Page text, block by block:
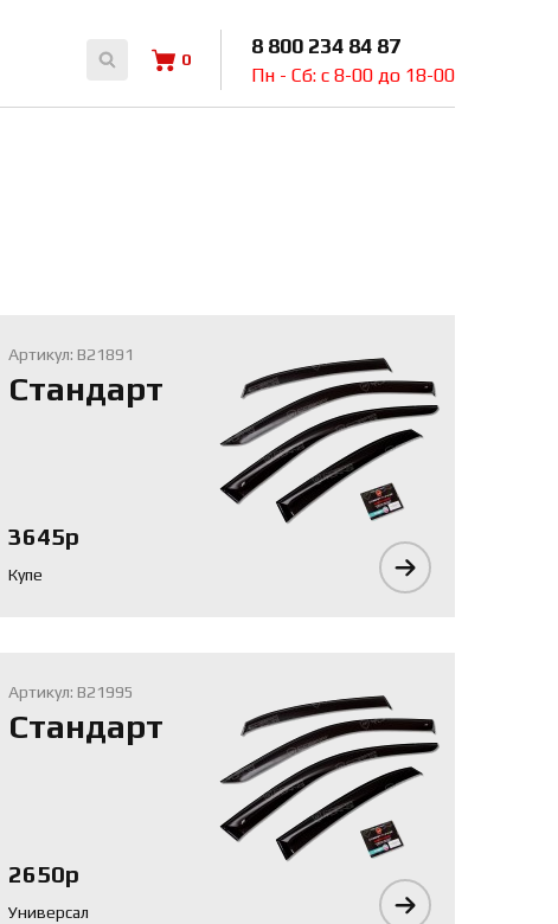
0
8 800 234 84 87
Пн - Сб: с 8-00 до 18-00
Артикул: B21891
Стандарт
3645р
Купе
Артикул: B21995
Стандарт
2650р
Универсал